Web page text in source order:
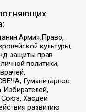
культуры,
защиты прав
политики,
Гуманитарное
Избирателей,
Союз, Хасдей
развитию